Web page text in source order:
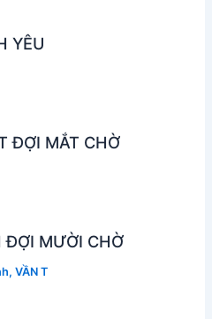
YÊU
ĐỢI MẮT CHỜ
ĐỢI MƯỜI CHỜ
,VẦN T